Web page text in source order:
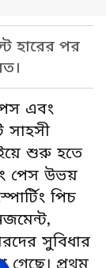
হারের পর
এবং
সাহসী
শুরু হতে
পেস উভয়
পিচ
সুবিধার
গেছে। প্রথম